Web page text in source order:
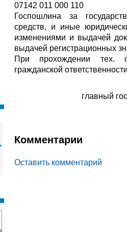
07142 011 000 110
Госпошлина за
средств, и иные
изменениями и выдачей
выдачей регистрационных
При прохождении тех.
гражданской
главный
Комментарии
Оставить комментарий